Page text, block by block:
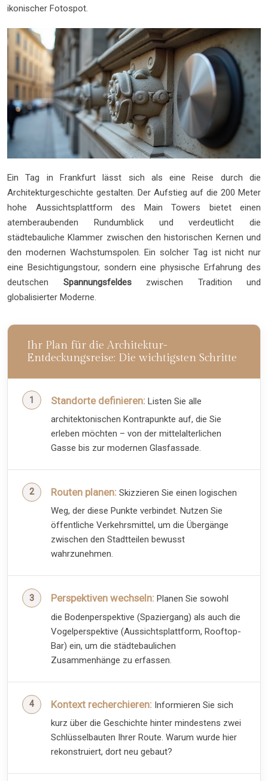
ikonischer Fotospot.
Ein Tag in Frankfurt lässt sich als eine Reise durch die
Architekturgeschichte gestalten. Der Aufstieg auf die 200 Meter
hohe Aussichtsplattform des Main Towers bietet einen
atemberaubenden Rundumblick und verdeutlicht die
städtebauliche Klammer zwischen den historischen Kernen und
den modernen Wachstumspolen. Ein solcher Tag ist nicht nur
eine Besichtigungstour, sondern eine physische Erfahrung des
deutschen Spannungsfeldeszwischen Tradition und
globalisierter Moderne.
Ihr Plan für die Architektur-
Entdeckungsreise: Die wichtigsten Schritte
Standorte definieren: Listen Sie alle
architektonischen Kontrapunkte auf, die Sie
erleben möchten – von der mittelalterlichen
Gasse bis zur modernen Glasfassade.
Routen planen: Skizzieren Sie einen logischen
Weg, der diese Punkte verbindet. Nutzen Sie
öffentliche Verkehrsmittel, um die Übergänge
zwischen den Stadtteilen bewusst
wahrzunehmen.
Perspektiven wechseln: Planen Sie sowohl
die Bodenperspektive (Spaziergang) als auch die
Vogelperspektive (Aussichtsplattform, Rooftop-
Bar) ein, um die städtebaulichen
Zusammenhänge zu erfassen.
Kontext recherchieren: Informieren Sie sich
kurz über die Geschichte hinter mindestens zwei
Schlüsselbauten Ihrer Route. Warum wurde hier
rekonstruiert, dort neu gebaut?